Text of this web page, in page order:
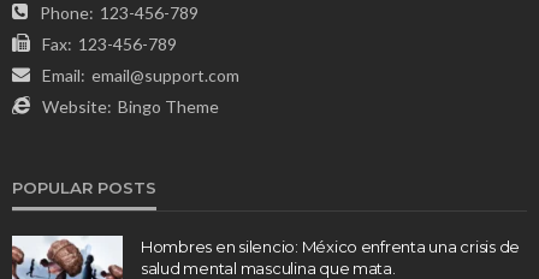
Phone: 123-456-789
Fax: 123-456-789
Email: email@support.com
Website: Bingo Theme
POPULAR POSTS
Hombres en silencio: México enfrenta una crisis de
salud mental masculina que mata.